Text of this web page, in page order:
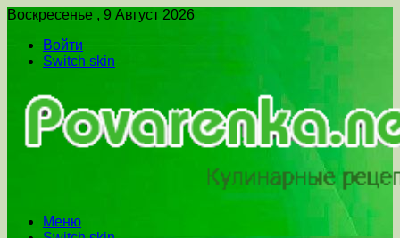
Воскресенье , 9 Август 2026
Войти
Switch skin
Меню